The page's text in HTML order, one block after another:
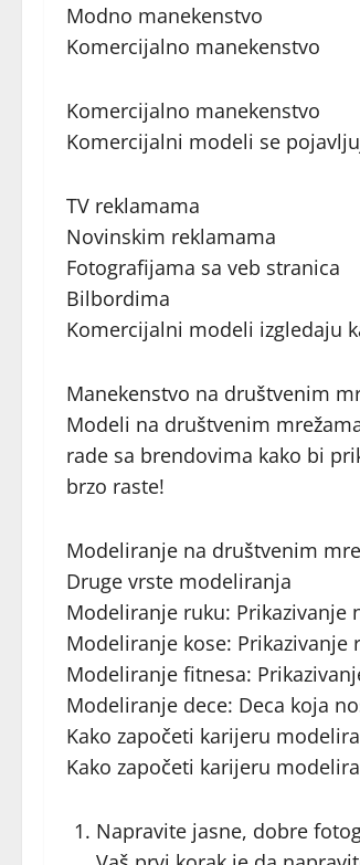
Modno manekenstvo
Komercijalno manekenstvo
Komercijalno manekenstvo
Komercijalni modeli se
TV reklamama
Novinskim reklamama
Fotografijama sa veb stranica
Bilbordima
Komercijalni modeli izgledaju
Manekenstvo na društvenim
Modeli na društvenim
rade sa brendovima kako bi
brzo raste!
Modeliranje na društvenim
Druge vrste modeliranja
Modeliranje ruku: Prikazivanje
Modeliranje kose:
Modeliranje fitnesa:
Modeliranje dece: Deca koja
Kako započeti karijeru
Kako započeti karijeru
Napravite jasne, dobre